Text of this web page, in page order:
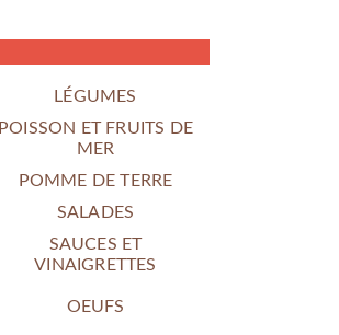
LÉGUMES
POISSON ET FRUITS DE
MER
POMME DE TERRE
SALADES
SAUCES ET
VINAIGRETTES
OEUFS